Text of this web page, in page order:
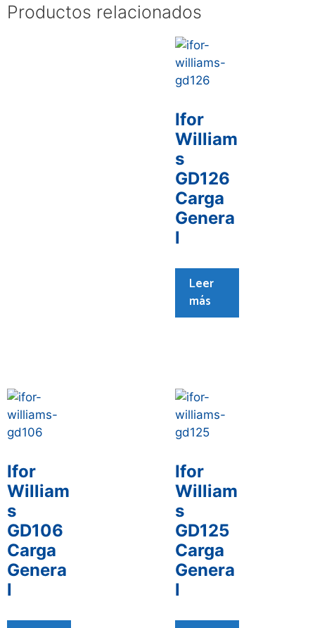
Productos relacionados
Ifor
William
s
GD126
Carga
Genera
l
Leer
más
Ifor
William
s
GD106
Carga
Genera
l
Ifor
William
s
GD125
Carga
Genera
l